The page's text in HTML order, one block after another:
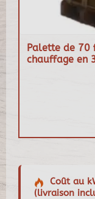
Palette de 70
chauffage en
Coût au
(livraison